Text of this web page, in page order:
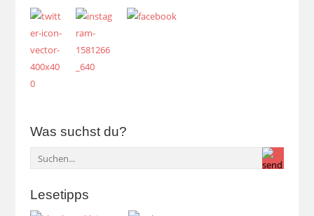
Was suchst du?
Lesetipps